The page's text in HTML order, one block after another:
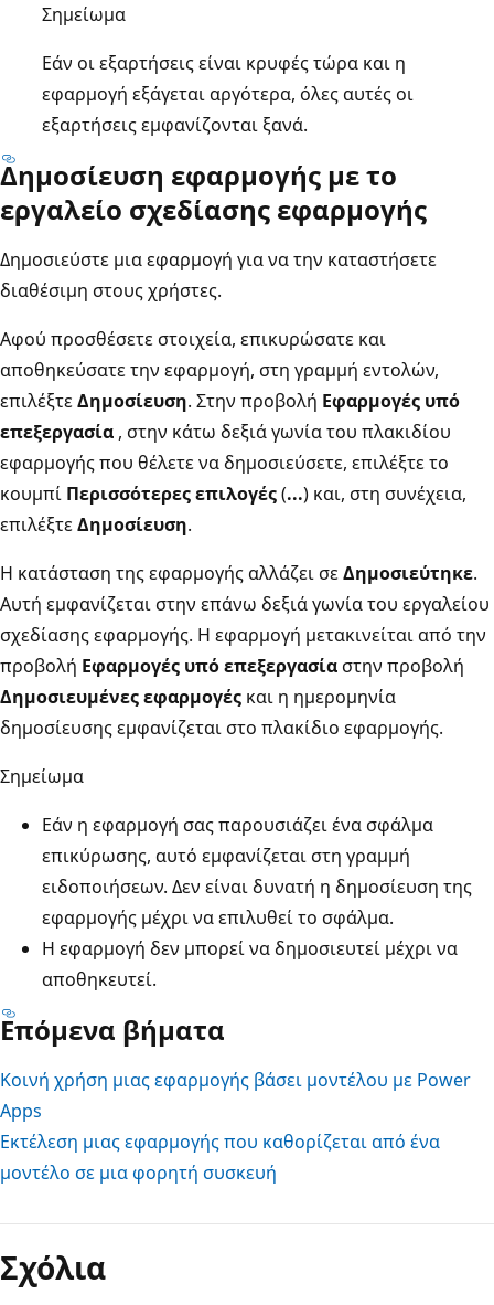
Σημείωμα
Εάν οι εξαρτήσεις είναι κρυφές τώρα και η
εφαρμογή εξάγεται αργότερα, όλες αυτές οι
εξαρτήσεις εμφανίζονται ξανά.
Δημοσίευση εφαρμογής με το
εργαλείο σχεδίασης εφαρμογής
Δημοσιεύστε μια εφαρμογή για να την καταστήσετε
διαθέσιμη στους χρήστες.
Αφού προσθέσετε στοιχεία, επικυρώσατε και
αποθηκεύσατε την εφαρμογή, στη γραμμή εντολών,
επιλέξτεΔημοσίευση. Στην προβολή Εφαρμογές υπό
επεξεργασία , στην κάτω δεξιά γωνία του πλακιδίου
εφαρμογής που θέλετε να δημοσιεύσετε, επιλέξτε το
κουμπί Περισσότερες επιλογές(...) και, στη συνέχεια,
επιλέξτεΔημοσίευση.
Η κατάσταση της εφαρμογής αλλάζει σεΔημοσιεύτηκε.
Αυτή εμφανίζεται στην επάνω δεξιά γωνία του εργαλείου
σχεδίασης εφαρμογής. Η εφαρμογή μετακινείται από την
προβολή Εφαρμογές υπό επεξεργασίαστην προβολή
Δημοσιευμένες εφαρμογές και η ημερομηνία
δημοσίευσης εμφανίζεται στο πλακίδιο εφαρμογής.
Σημείωμα
Εάν η εφαρμογή σας παρουσιάζει ένα σφάλμα
επικύρωσης, αυτό εμφανίζεται στη γραμμή
ειδοποιήσεων. Δεν είναι δυνατή η δημοσίευση της
εφαρμογής μέχρι να επιλυθεί το σφάλμα.
Η εφαρμογή δεν μπορεί να δημοσιευτεί μέχρι να
αποθηκευτεί.
Επόμενα βήματα
Κοινή χρήση μιας εφαρμογής βάσει μοντέλου με Power
Apps
Εκτέλεση μιας εφαρμογής που καθορίζεται από ένα
μοντέλο σε μια φορητή συσκευή
Σχόλια